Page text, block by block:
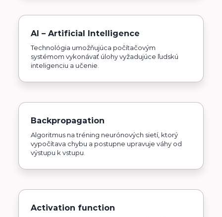
AI – Artificial Intelligence
Technológia umožňujúca počítačovým
systémom vykonávať úlohy vyžadujúce ľudskú
inteligenciu a učenie.
Backpropagation
Algoritmus na tréning neurónových sietí, ktorý
vypočítava chybu a postupne upravuje váhy od
výstupu k vstupu.
Activation function